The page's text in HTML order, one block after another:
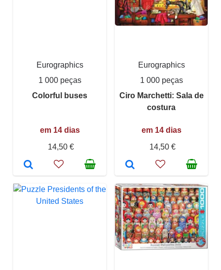
Eurographics
1 000 peças
Colorful buses
em 14 dias
14,50 €
Eurographics
1 000 peças
Ciro Marchetti: Sala de
costura
em 14 dias
14,50 €